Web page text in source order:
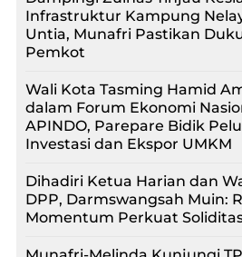
Infrastruktur Kampung
Untia, Munafri Pastikan
Pemkot
Wali Kota Tasming Hamid
dalam Forum Ekonomi
APINDO, Parepare Bidik
Investasi dan Ekspor UMKM
Dihadiri Ketua Harian dan
DPP, Darmswangsah Muin:
Momentum Perkuat